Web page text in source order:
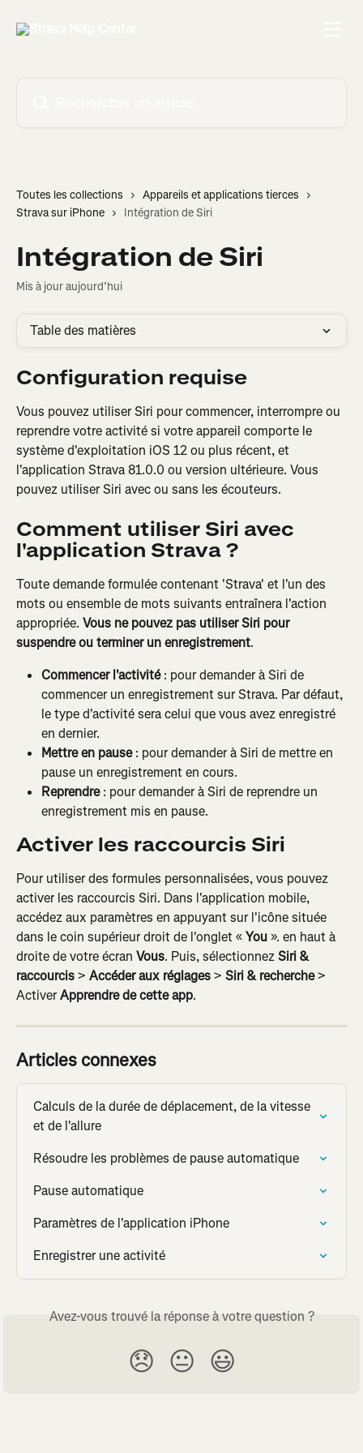
Toutes les collections
Appareils et applications tierces
Strava sur iPhone
Intégration de Siri
Intégration de Siri
Mis à jour aujourd’hui
Table des matières
Configuration requise
Vous pouvez utiliser Siri pour commencer, interrompre ou
reprendre votre activité si votre appareil comporte le
système d'exploitation iOS 12 ou plus récent, et
l'application Strava 81.0.0 ou version ultérieure. Vous
pouvez utiliser Siri avec ou sans les écouteurs.
Comment utiliser Siri avec
l'application Strava ?
Toute demande formulée contenant 'Strava' et l'un des
mots ou ensemble de mots suivants entraînera l'action
appropriée. Vous ne pouvez pas utiliser Siri pour
suspendre ou terminer un enregistrement.
Commencer l'activité : pour demander à Siri de
commencer un enregistrement sur Strava. Par défaut,
le type d'activité sera celui que vous avez enregistré
en dernier.
Mettre en pause : pour demander à Siri de mettre en
pause un enregistrement en cours.
Reprendre : pour demander à Siri de reprendre un
enregistrement mis en pause.
Activer les raccourcis Siri
Pour utiliser des formules personnalisées, vous pouvez
activer les raccourcis Siri. Dans l'application mobile,
accédez aux paramètres en appuyant sur l'icône située
dans le coin supérieur droit de l'onglet « You ». en haut à
droite de votre écran Vous. Puis, sélectionnez Siri &
raccourcis > Accéder aux réglages > Siri & recherche >
Activer Apprendre de cette app.
Articles connexes
Calculs de la durée de déplacement, de la vitesse
et de l'allure
Résoudre les problèmes de pause automatique
Pause automatique
Paramètres de l'application iPhone
Enregistrer une activité
Avez-vous trouvé la réponse à votre question ?
😞 😐 😃